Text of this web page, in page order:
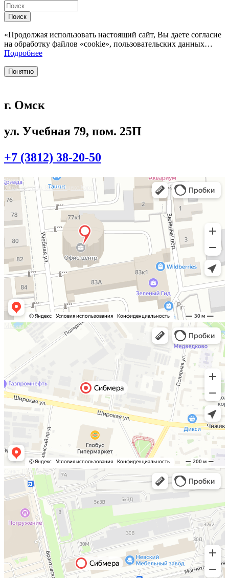
Поиск
«Продолжая использовать настоящий сайт, Вы даете согласие
на обработку файлов «cookie», пользовательских данных…
Подробнее
Понятно
г. Омск
ул. Учебная 79, пом. 25П
+7 (3812) 38-20-50
Омск
Учебная улица, 86 — Яндекс.Карты
Москва
Санкт-Петербург